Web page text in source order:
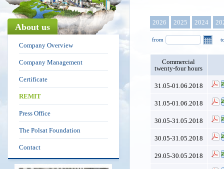
About us
Company Overview
Company Management
Certificate
REMIT
Press Office
The Polsat Foundation
Contact
2026 2025 2024
from
Commercial
twenty-four hours
31.05-01.06.2018
31.05-01.06.2018
30.05-31.05.2018
30.05-31.05.2018
29.05-30.05.2018